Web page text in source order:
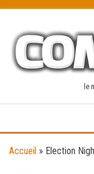
content
le
Accueil » Election